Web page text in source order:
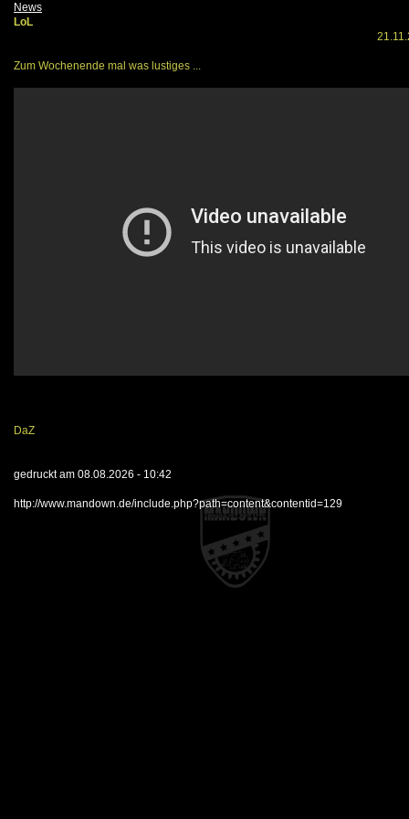
News
LoL
Zum Wochenende mal was lustiges ...
DaZ
gedruckt am 08.08.2026 - 10:42
http://www.mandown.de/include.php?path=content&contentid=129